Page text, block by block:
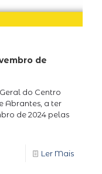
de
do Centro
Abrantes, a ter
de 2024 pelas
Ler Mais